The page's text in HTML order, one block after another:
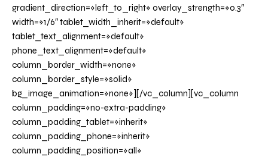
gradient_direction=»left_to_right» overlay_strength=»0.3″
width=»1/6″ tablet_width_inherit=»default»
tablet_text_alignment=»default»
phone_text_alignment=»default»
column_border_width=»none»
column_border_style=»solid»
bg_image_animation=»none»][/vc_column][vc_column
column_padding=»no-extra-padding»
column_padding_tablet=»inherit»
column_padding_phone=»inherit»
column_padding_position=»all»